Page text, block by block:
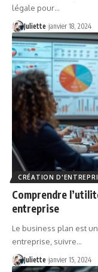
légale pour…
Juliette janvier 18, 2024
CRÉATION
Comprendre
entreprise
Le business plan est
entreprise, suivre…
Juliette janvier 15, 2024